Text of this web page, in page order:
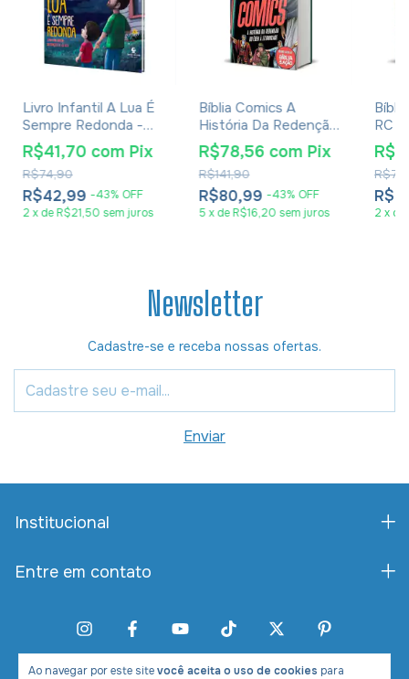
Ao navegar por este sitevocê aceita o uso de cookies para
Livro Infantil A Lua É
Sempre Redonda -
Jonathan Gibson
R$42,99 -43% OFF
R$74,90
R$41,70 com Pix
2 xdeR$21,50 sem juros
Bíblia Comics A
História Da Redenção
Do Éden À Eternidade
Preta
R$80,99 -43% OFF
R$141,90
R$78,56 com Pix
5 xdeR$16,20 sem juros
RC
2 x de
Newsletter
Cadastre-se e receba nossas ofertas.
Institucional
Entre em contato